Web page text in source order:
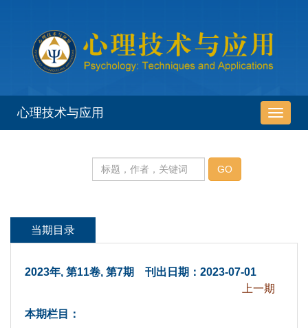
2023年, 第11卷, 第7期 刊出日期：2023-07-01